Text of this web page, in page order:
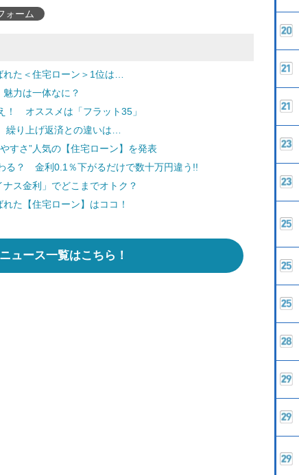
ォーム
た＜住宅ローン＞1位は…
力は一体なに？
！ オススメは「フラット35」
繰り上げ返済との違いは…
すさ”人気の【住宅ローン】を発表
る？ 金利0.1％下がるだけで数十万円違う!!
ス金利」でどこまでオトク？
た【住宅ローン】はココ！
ュース一覧はこちら！